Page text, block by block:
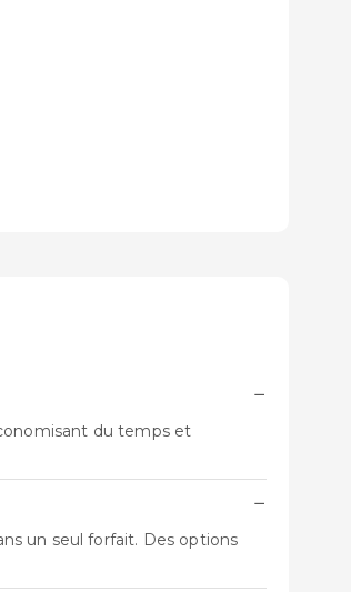
−
du temps et
−
un seul forfait. Des options